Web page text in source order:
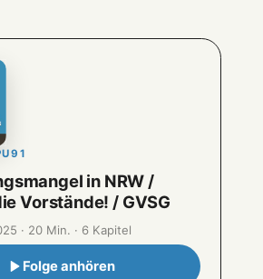
in NRW /
Vorstände! / GVSG
· 20 Min. · 6 Kapitel
Folge anhören